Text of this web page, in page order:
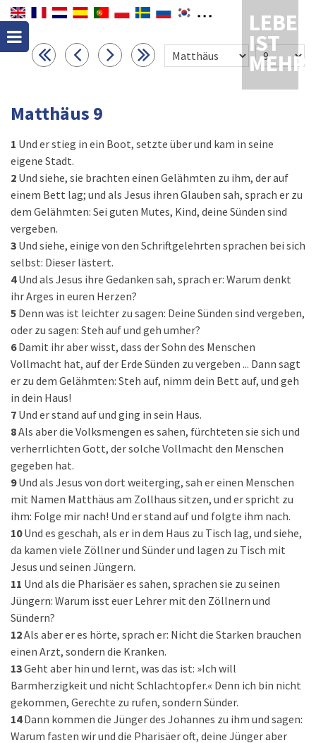
LEBEN
IST
MEHR
Matthäus 9
1 Und er stieg in ein Boot, setzte über und kam in seine
eigene Stadt.
2 Und siehe, sie brachten einen Gelähmten zu ihm, der auf
einem Bett lag; und als Jesus ihren Glauben sah, sprach er zu
dem Gelähmten: Sei guten Mutes, Kind, deine Sünden sind
vergeben.
3 Und siehe, einige von den Schriftgelehrten sprachen bei sich
selbst: Dieser lästert.
4 Und als Jesus ihre Gedanken sah, sprach er: Warum denkt
ihr Arges in euren Herzen?
5 Denn was ist leichter zu sagen: Deine Sünden sind vergeben,
oder zu sagen: Steh auf und geh umher?
6 Damit ihr aber wisst, dass der Sohn des Menschen
Vollmacht hat, auf der Erde Sünden zu vergeben ... Dann sagt
er zu dem Gelähmten: Steh auf, nimm dein Bett auf, und geh
in dein Haus!
7 Und er stand auf und ging in sein Haus.
8Als aber die Volksmengen es sahen, fürchteten sie sich und
verherrlichten Gott, der solche Vollmacht den Menschen
gegeben hat.
9 Und als Jesus von dort weiterging, sah er einen Menschen
mit Namen Matthäus am Zollhaus sitzen, und er spricht zu
ihm: Folge mir nach! Und er stand auf und folgte ihm nach.
10 Und es geschah, als er in dem Haus zu Tisch lag, und siehe,
da kamen viele Zöllner und Sünder und lagen zu Tisch mit
Jesus und seinen Jüngern.
11 Und als die Pharisäer es sahen, sprachen sie zu seinen
Jüngern: Warum isst euer Lehrer mit den Zöllnern und
Sündern?
12Als aber er es hörte, sprach er: Nicht die Starken brauchen
einen Arzt, sondern die Kranken.
13Geht aber hin und lernt, was das ist: »Ich will
Barmherzigkeit und nicht Schlachtopfer.« Denn ich bin nicht
gekommen, Gerechte zu rufen, sondern Sünder.
14 Dann kommen die Jünger des Johannes zu ihm und sagen:
Warum fasten wir und die Pharisäer oft, deine Jünger aber